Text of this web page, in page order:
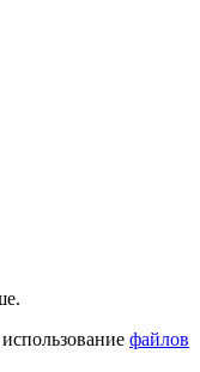
файлов